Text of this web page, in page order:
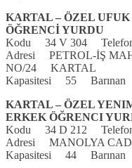
KARTAL – ÖZEL
ÖĞRENCİ YURDU
Kodu 34 V 304
Adresi PETROL-İŞ
NO/24 KARTAL
Kapasitesi 55
KARTAL – ÖZEL
ERKEK ÖĞRENCI
Kodu 34 D 212
Adresi MANOLYA
Kapasitesi 44